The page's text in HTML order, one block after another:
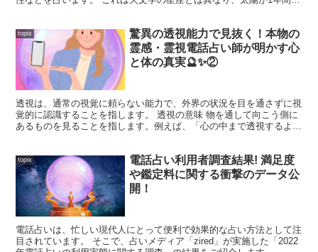
topix
驚異の透視能力で見抜く！本物の
霊感・霊視電話占い師が明かす心
と体の真実🔮✨②
透視は、通常の視覚に頼らない能力で、外界の状況を目を通さずに視
覚的に認識することを指します。 透視の意味 物を通して向こう側に
あるものを見ることを指します。例えば、「心の中まで透視するよう
topix
電話占い利用者調査結果! 満足度
や鑑定料に関する衝撃のデータ公
開！
電話占いは、忙しい現代人にとって便利で効果的な占い方法として注
目されています。 そこで、占いメディア「zired」が実施した「2022